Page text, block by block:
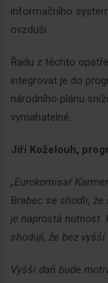
informačního
ovzduší.
Řadu z těchto
integrovat je do
národního plánu
vymahatelné.
Jiří Koželouh,
„Eurokomisař
Brabec se shodli,
je naprostá nutnost.
shodují, že bez
Vyšší daň bude